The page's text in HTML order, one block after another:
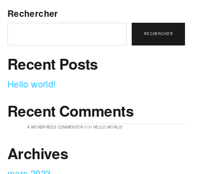
Rechercher
RECHERCHER
Recent Posts
Hello world!
Recent Comments
A WORDPRESS COMMENTERSUR HELLO WORLD!
Archives